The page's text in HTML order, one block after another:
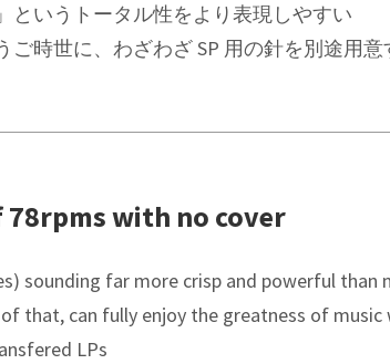
というトータル性をより表現しやすい
ご時世に、わざわざ SP 用の針を別途用
78rpms with no cover
sounding far more crisp and powerful than
of that, can fully enjoy the greatness of
LPs